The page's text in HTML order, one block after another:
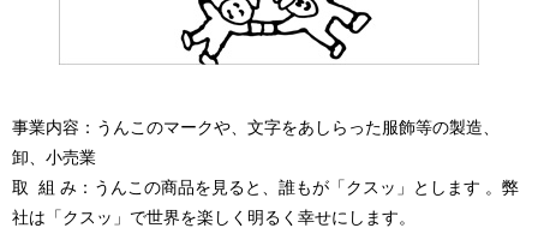
事業内容：うんこのマークや、文字をあしらった服飾等の製造、
卸、小売業
取 組 み：うんこの商品を見ると、誰もが「クスッ」とします 。弊
社は「クスッ」で世界を楽しく明るく幸せにします。